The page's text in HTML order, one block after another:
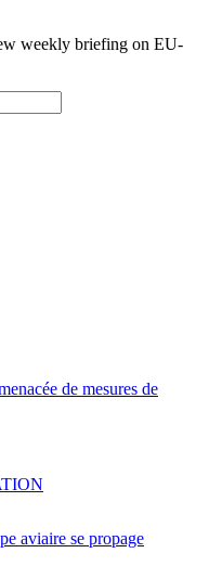
weekly briefing on EU-
de mesures de
aviaire se propage